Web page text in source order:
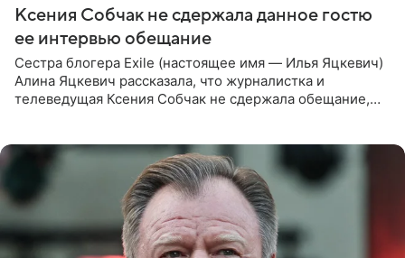
Ксения Собчак не сдержала данное гостю
ее интервью обещание
Сестра блогера Exile (настоящее имя — Илья Яцкевич)
Алина Яцкевич рассказала, что журналистка и
телеведущая Ксения Собчак не сдержала обещание,